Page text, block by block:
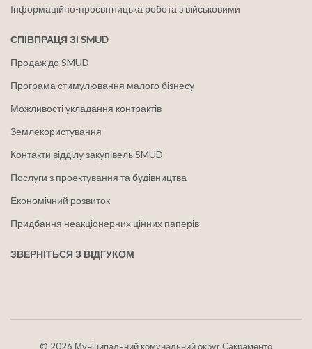
Інформаційно-просвітницька робота з військовими
СПІВПРАЦЯ ЗІ SMUD
Продаж до SMUD
Програма стимулювання малого бізнесу
Можливості укладання контрактів
Землекористування
Контакти відділу закупівель SMUD
Послуги з проектування та будівництва
Економічний розвиток
Придбання неакціонерних цінних паперів
ЗВЕРНІТЬСЯ З ВІДГУКОМ
© 2026 Муніципальний комунальний округ Сакраменто